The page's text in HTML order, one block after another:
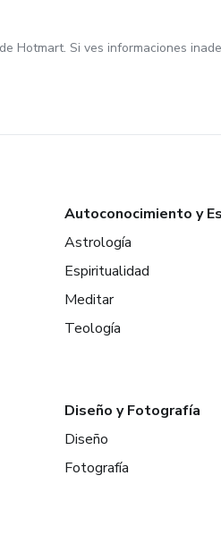
Hotmart. Si ves informaciones
Autoconocimiento y
Astrología
Espiritualidad
Meditar
Teología
Diseño y Fotografía
Diseño
Fotografía